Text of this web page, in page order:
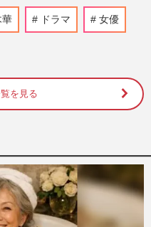
の一票』準主役・野呂佳
に外れなし」の理由、女
女性』5/26号の表紙と中身
、着用セーターを中傷さ
を“鍵垢”にするも「絶対
気宣言
2025/12/9
華 ドラマ 女優
を見る